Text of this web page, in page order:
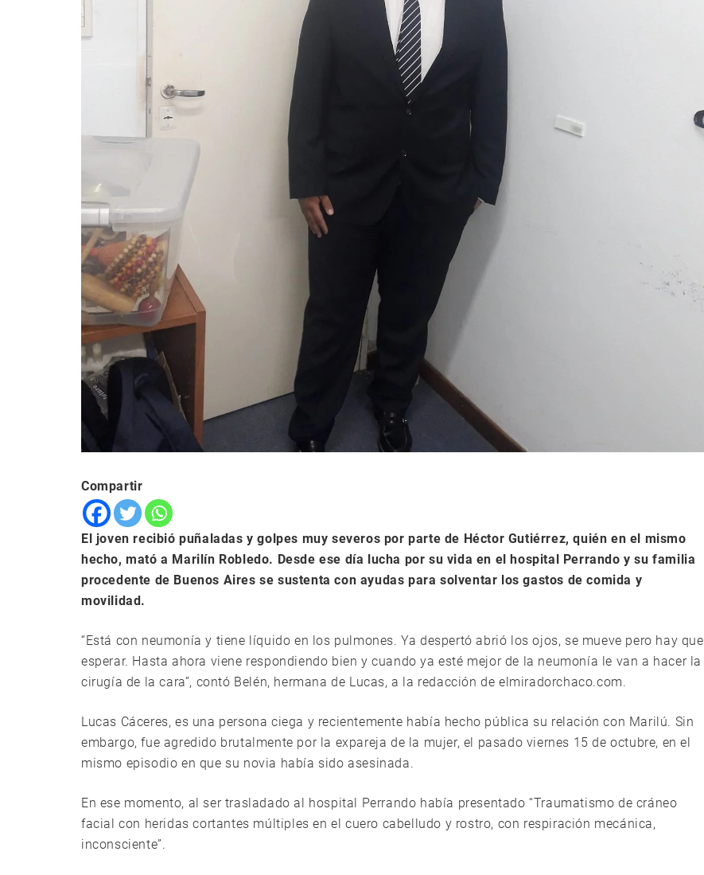
Compartir
El joven recibió puñaladas y golpes muy severos por parte de Héctor Gutiérrez, quién en el mismo
hecho, mató a Marilín Robledo. Desde ese día lucha por su vida en el hospital Perrando y su familia
procedente de Buenos Aires se sustenta con ayudas para solventar los gastos de comida y
movilidad.
“Está con neumonía y tiene líquido en los pulmones. Ya despertó abrió los ojos, se mueve pero hay que
esperar. Hasta ahora viene respondiendo bien y cuando ya esté mejor de la neumonía le van a hacer la
cirugía de la cara”, contó Belén, hermana de Lucas, a la redacción de elmiradorchaco.com.
Lucas Cáceres, es una persona ciega y recientemente había hecho pública su relación con Marilú. Sin
embargo, fue agredido brutalmente por la expareja de la mujer, el pasado viernes 15 de octubre, en el
mismo episodio en que su novia había sido asesinada.
En ese momento, al ser trasladado al hospital Perrando había presentado “Traumatismo de cráneo
facial con heridas cortantes múltiples en el cuero cabelludo y rostro, con respiración mecánica,
inconsciente”.